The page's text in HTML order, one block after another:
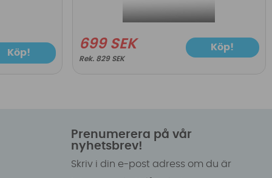
Köp!
699 SEK
829 SEK
Köp!
Prenumerera på vår
nyhetsbrev!
Skriv i din e-post adress om du är